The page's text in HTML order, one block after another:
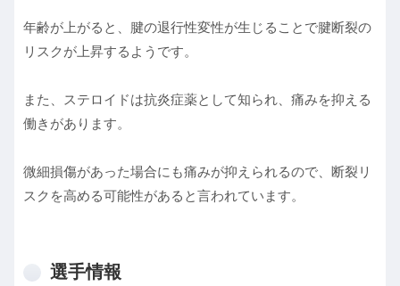
年齢が上がると、腱の退行性変性が生じることで腱断裂の
リスクが上昇するようです。
また、ステロイドは抗炎症薬として知られ、痛みを抑える
働きがあります。
微細損傷があった場合にも痛みが抑えられるので、断裂リ
スクを高める可能性があると言われています。
選手情報